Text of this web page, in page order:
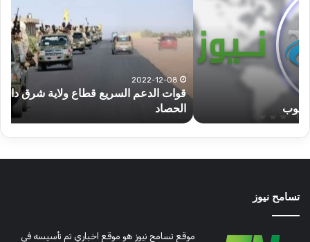
السريع
قطاع
ولاية
شرق
دارفور
تؤمن
موسم
الحصاد
2022-12-08
قوات الدعم السريع قطاع ولاية شرق دارفور تؤمن موسم
الحصاد
تسامح نيوز
موقع تسامح نيوز هو موقع اخباري تم تأسيسه في